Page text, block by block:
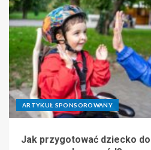
ARTYKUŁ SPONSOROWANY
Jak przygotować dziecko